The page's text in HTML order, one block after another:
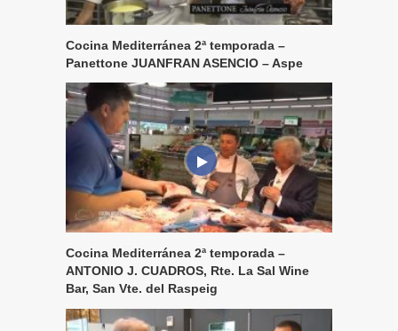
Cocina Mediterránea 2ª temporada –
Panettone JUANFRAN ASENCIO – Aspe
Cocina Mediterránea 2ª temporada –
ANTONIO J. CUADROS, Rte. La Sal Wine
Bar, San Vte. del Raspeig